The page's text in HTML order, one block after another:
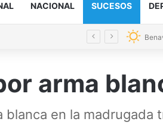
NACIONAL SUCESOS
arma
en la madrugada